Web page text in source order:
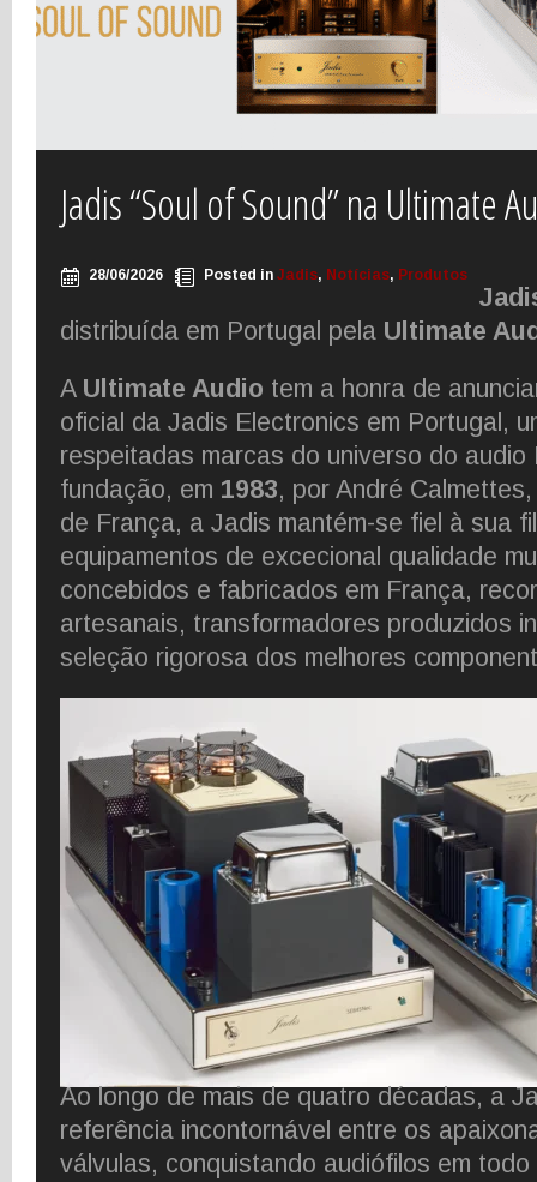
Jadis “Soul of Sound” na Ultimate
28/06/2026 Posted in Jadis, Notícias, Produtos
distribuída em Portugal pela Ultimate
A Ultimate Audio tem a honra de
oficial da Jadis Electronics em Portugal,
respeitadas marcas do universo do
fundação, em 1983, por André
de França, a Jadis mantém-se fiel à sua
equipamentos de excecional qualidade
concebidos e fabricados em França,
artesanais, transformadores produzidos
seleção rigorosa dos melhores
Ao longo de mais de quatro décadas, a
referência incontornável entre os
válvulas, conquistando audiófilos em